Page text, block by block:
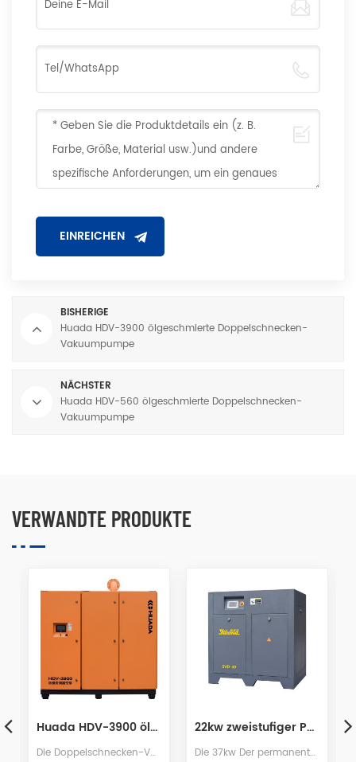
BISHERIGE
Huada HDV-3900 ölgeschmierte Doppelschnecken-
Vakuumpumpe
NÄCHSTER
Huada HDV-560 ölgeschmierte Doppelschnecken-
Vakuumpumpe
VERWANDTE PRODUKTE
22kw zweistufiger Permanentmagnetschrauben-Luftkompressor
Die 37kw Der permanente Magenta-Kompressor mit variabler Frequenz ist hocheffizient Strom sparen machine.It wird in der FEM entworfenFestigkeitsanalyse zur Gewährleistung der Stabilität und Zuverlässigkeitvon jedem Teil, und um einen langfristigen Betrieb ohne Fehler, geringes Rauschen und lange Lebensdauer zu realisieren
160 kW Neuer zweistufiger Permanentmagnet-Schraubenluftkompressor
Der energiesparende öleingespritzte Schraubenkompressor mit zweistufiger Kompression verfügt über ein einzigartiges Host-Design. Er verfügt nicht nur über alle Vorteile eines einstufigen Schraubenkompressors mit Öleinspritzung, sondern verfügt auch über einen zuverlässigeren und energiesparenderen Betrieb aufgrund des niedrigen Verdichtungsverhältnisses jeder Stufe, der geringen Kraft auf Rotor und Lager sowie des großen Rotors Durchmesser und niedrige Geschwindigkeit.